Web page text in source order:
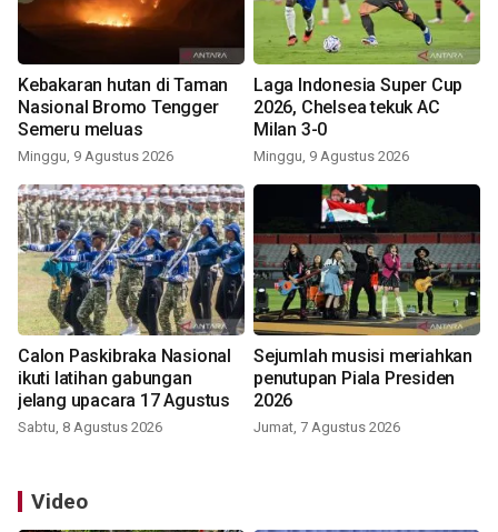
Kebakaran hutan di Taman
Nasional Bromo Tengger
Semeru meluas
Minggu, 9 Agustus 2026
Laga Indonesia Super Cup
2026, Chelsea tekuk AC
Milan 3-0
Minggu, 9 Agustus 2026
Calon Paskibraka Nasional
ikuti latihan gabungan
jelang upacara 17 Agustus
Sabtu, 8 Agustus 2026
Sejumlah musisi meriahkan
penutupan Piala Presiden
2026
Jumat, 7 Agustus 2026
Video